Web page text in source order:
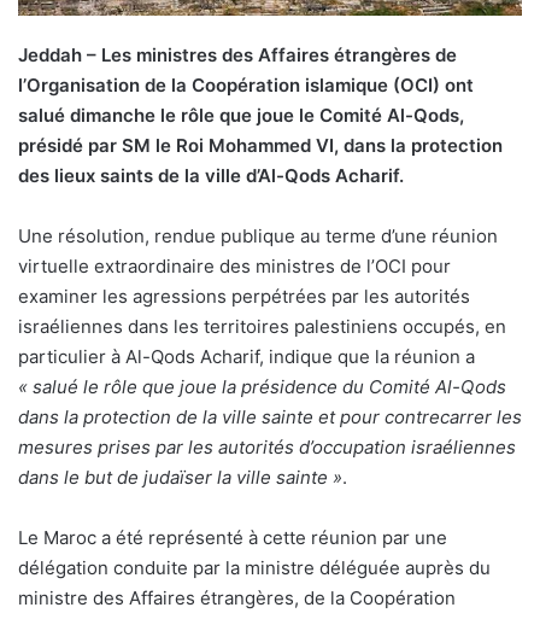
Jeddah – Les ministres des Affaires étrangères de
l’Organisation de la Coopération islamique (OCI) ont
salué dimanche le rôle que joue le Comité Al-Qods,
présidé par SM le Roi Mohammed VI, dans la protection
des lieux saints de la ville d’Al-Qods Acharif.
Une résolution, rendue publique au terme d’une réunion
virtuelle extraordinaire des ministres de l’OCI pour
examiner les agressions perpétrées par les autorités
israéliennes dans les territoires palestiniens occupés, en
particulier à Al-Qods Acharif, indique que la réunion a
« salué le rôle que joue la présidence du Comité Al-Qods
dans la protection de la ville sainte et pour contrecarrer les
mesures prises par les autorités d’occupation israéliennes
dans le but de judaïser la ville sainte ».
Le Maroc a été représenté à cette réunion par une
délégation conduite par la ministre déléguée auprès du
ministre des Affaires étrangères, de la Coopération